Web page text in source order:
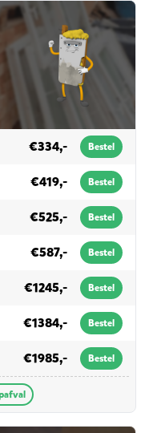
€334,- Bestel
€419,- Bestel
€525,- Bestel
€587,- Bestel
€1245,- Bestel
€1384,- Bestel
€1985,- Bestel